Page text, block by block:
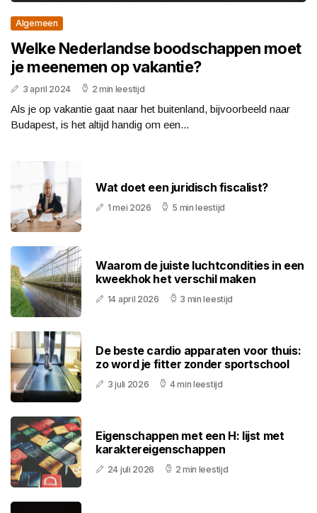
Algemeen
Welke Nederlandse boodschappen moet
je meenemen op vakantie?
3 april 2024 2 min leestijd
Als je op vakantie gaat naar het buitenland, bijvoorbeeld naar
Budapest, is het altijd handig om een...
Wat doet een juridisch fiscalist?
1 mei 2026 5 min leestijd
Waarom de juiste luchtcondities in een
kweekhok het verschil maken
14 april 2026 3 min leestijd
De beste cardio apparaten voor thuis:
zo word je fitter zonder sportschool
3 juli 2026 4 min leestijd
Eigenschappen met een H: lijst met
karaktereigenschappen
24 juli 2026 2 min leestijd